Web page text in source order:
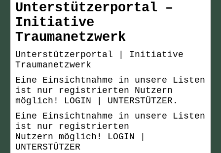
Unterstützerportal –
Initiative
Traumanetzwerk
Unterstützerportal | Initiative
Traumanetzwerk
Eine Einsichtnahme in unsere Listen
ist nur registrierten Nutzern
möglich! LOGIN | UNTERSTÜTZER.
Eine Einsichtnahme in unsere Listen
ist nur registrierten
Nutzern möglich! LOGIN |
UNTERSTÜTZER